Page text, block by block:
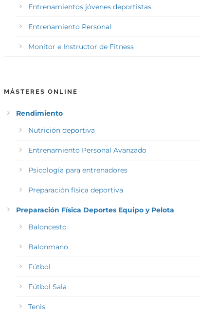
Entrenamientos jóvenes deportistas
Entrenamiento Personal
Monitor e Instructor de Fitness
MÁSTERES ONLINE
Rendimiento
Nutrición deportiva
Entrenamiento Personal Avanzado
Psicología para entrenadores
Preparación física deportiva
Preparación Física Deportes Equipo y Pelota
Baloncesto
Balonmano
Fútbol
Fútbol Sala
Tenis